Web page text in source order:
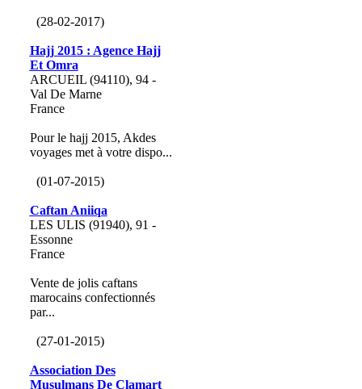
(28-02-2017)
Hajj 2015 : Agence Hajj
Et Omra
ARCUEIL (94110), 94 -
Val De Marne
France
Pour le hajj 2015, Akdes
voyages met à votre dispo...
(01-07-2015)
Caftan Aniiqa
LES ULIS (91940), 91 -
Essonne
France
Vente de jolis caftans
marocains confectionnés
par...
(27-01-2015)
Association Des
Musulmans De Clamart